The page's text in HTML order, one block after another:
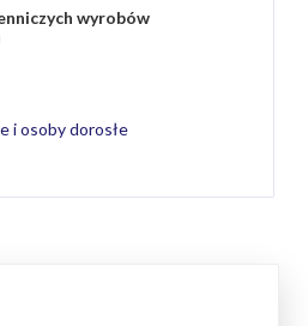
wyrobów
i osoby dorosłe